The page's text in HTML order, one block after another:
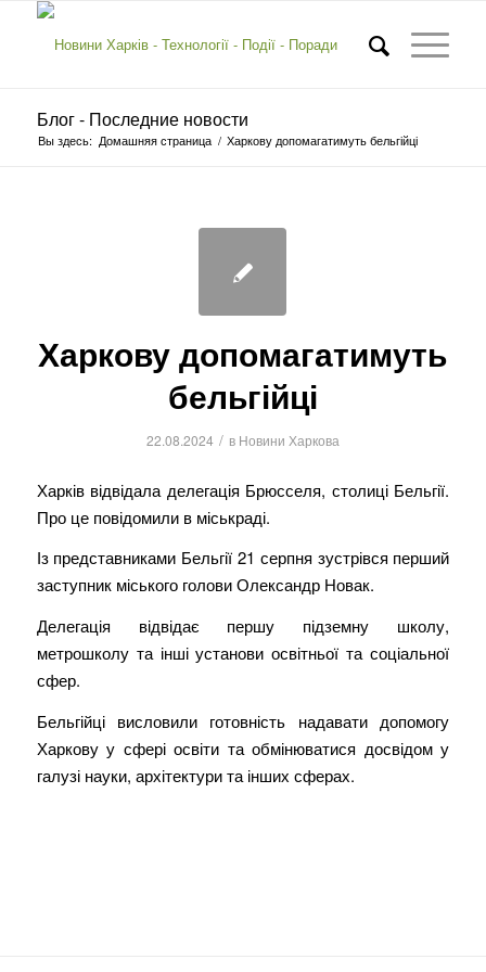
Блог - Последние новости
Вы здесь: Домашняя страница / Харкову допомагатимуть бельгійці
Харкову допомагатимуть
бельгійці
22.08.2024 / в Новини Харкова
Харків відвідала делегація Брюсселя, столиці Бельгії.
Про це повідомили в міськраді.
Із представниками Бельгії 21 серпня зустрівся перший
заступник міського голови Олександр Новак.
Делегація відвідає першу підземну школу,
метрошколу та інші установи освітньої та соціальної
сфер.
Бельгійці висловили готовність надавати допомогу
Харкову у сфері освіти та обмінюватися досвідом у
галузі науки, архітектури та інших сферах.